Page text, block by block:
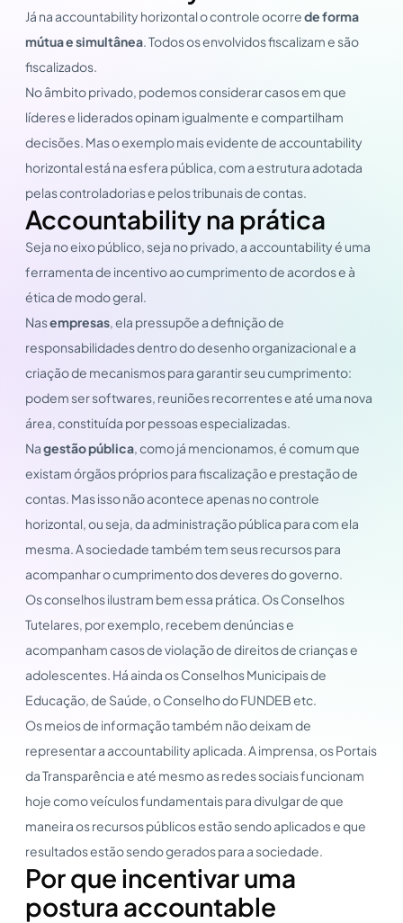
Já na accountability horizontal o controle ocorrede forma
mútua e simultânea. Todos os envolvidos fiscalizam e são
fiscalizados.
No âmbito privado, podemos considerar casos em que
líderes e liderados opinam igualmente e compartilham
decisões. Mas o exemplo mais evidente de accountability
horizontal está na esfera pública, com a estrutura adotada
pelas controladorias e pelos tribunais de contas.
Accountability na prática
Seja no eixo público, seja no privado, a accountability é uma
ferramenta de incentivo ao cumprimento de acordos e à
ética de modo geral.
Nasempresas, ela pressupõe a definição de
responsabilidades dentro do desenho organizacional e a
criação de mecanismos para garantir seu cumprimento:
podem ser softwares, reuniões recorrentes e até uma nova
área, constituída por pessoas especializadas.
Nagestão pública, como já mencionamos, é comum que
existam órgãos próprios para fiscalização e prestação de
contas. Mas isso não acontece apenas no controle
horizontal, ou seja, da administração pública para com ela
mesma. A sociedade também tem seus recursos para
acompanhar o cumprimento dos deveres do governo.
Os conselhos ilustram bem essa prática. Os Conselhos
Tutelares, por exemplo, recebem denúncias e
acompanham casos de violação de direitos de crianças e
adolescentes. Há ainda os Conselhos Municipais de
Educação, de Saúde, o Conselho do FUNDEB etc.
Os meios de informação também não deixam de
representar a accountability aplicada. A imprensa, os Portais
da Transparência e até mesmo as redes sociais funcionam
hoje como veículos fundamentais para divulgar de que
maneira os recursos públicos estão sendo aplicados e que
resultados estão sendo gerados para a sociedade.
Por que incentivar uma
postura accountable